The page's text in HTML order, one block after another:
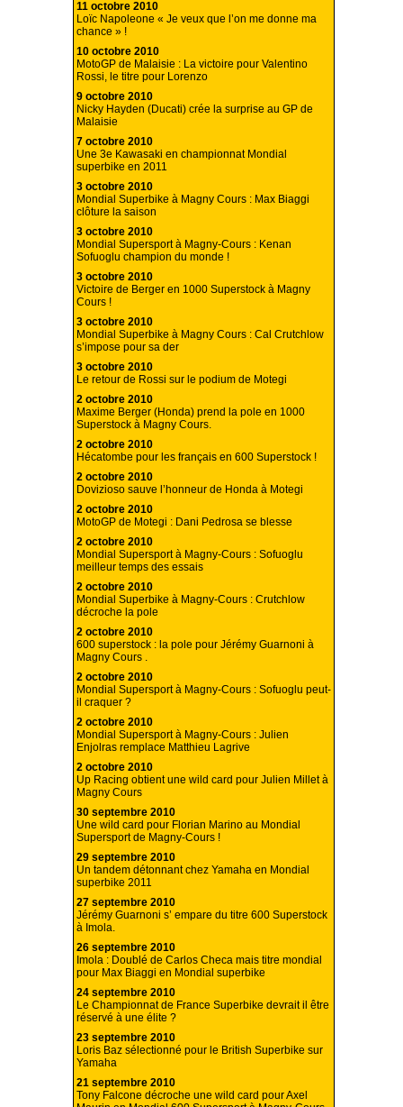
11 octobre 2010
Loïc Napoleone « Je veux que l’on me donne ma
chance » !
10 octobre 2010
MotoGP de Malaisie : La victoire pour Valentino
Rossi, le titre pour Lorenzo
9 octobre 2010
Nicky Hayden (Ducati) crée la surprise au GP de
Malaisie
7 octobre 2010
Une 3e Kawasaki en championnat Mondial
superbike en 2011
3 octobre 2010
Mondial Superbike à Magny Cours : Max Biaggi
clôture la saison
3 octobre 2010
Mondial Supersport à Magny-Cours : Kenan
Sofuoglu champion du monde !
3 octobre 2010
Victoire de Berger en 1000 Superstock à Magny
Cours !
3 octobre 2010
Mondial Superbike à Magny Cours : Cal Crutchlow
s’impose pour sa der
3 octobre 2010
Le retour de Rossi sur le podium de Motegi
2 octobre 2010
Maxime Berger (Honda) prend la pole en 1000
Superstock à Magny Cours.
2 octobre 2010
Hécatombe pour les français en 600 Superstock !
2 octobre 2010
Dovizioso sauve l’honneur de Honda à Motegi
2 octobre 2010
MotoGP de Motegi : Dani Pedrosa se blesse
2 octobre 2010
Mondial Supersport à Magny-Cours : Sofuoglu
meilleur temps des essais
2 octobre 2010
Mondial Superbike à Magny-Cours : Crutchlow
décroche la pole
2 octobre 2010
600 superstock : la pole pour Jérémy Guarnoni à
Magny Cours .
2 octobre 2010
Mondial Supersport à Magny-Cours : Sofuoglu peut-
il craquer ?
2 octobre 2010
Mondial Supersport à Magny-Cours : Julien
Enjolras remplace Matthieu Lagrive
2 octobre 2010
Up Racing obtient une wild card pour Julien Millet à
Magny Cours
30 septembre 2010
Une wild card pour Florian Marino au Mondial
Supersport de Magny-Cours !
29 septembre 2010
Un tandem détonnant chez Yamaha en Mondial
superbike 2011
27 septembre 2010
Jérémy Guarnoni s’ empare du titre 600 Superstock
à Imola.
26 septembre 2010
Imola : Doublé de Carlos Checa mais titre mondial
pour Max Biaggi en Mondial superbike
24 septembre 2010
Le Championnat de France Superbike devrait il être
réservé à une élite ?
23 septembre 2010
Loris Baz sélectionné pour le British Superbike sur
Yamaha
21 septembre 2010
Tony Falcone décroche une wild card pour Axel